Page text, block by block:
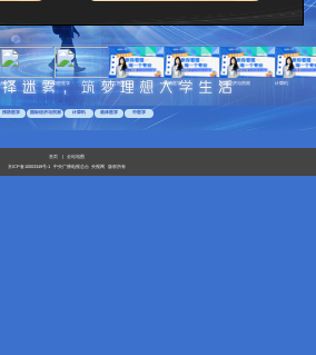
预防医学 国际经济与贸易 计算机 临床医学 中医学
械工程 口腔医学 人工智能 预防医学 国际经济与贸易 计算机
首页 | 全站地图
京ICP备10003349号-1 中央广播电视总台 央视网 版权所有